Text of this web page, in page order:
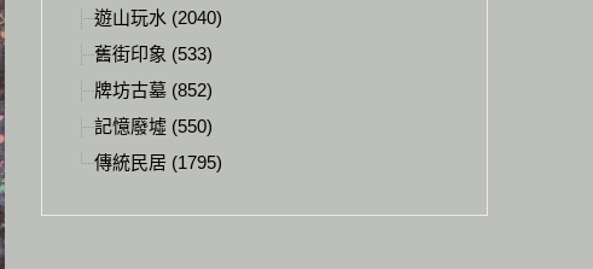
遊山玩水 (2040)
舊街印象 (533)
牌坊古墓 (852)
記憶廢墟 (550)
傳統民居 (1795)